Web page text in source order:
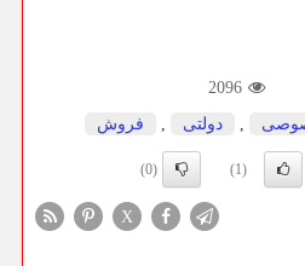
2096
دولتی فروش
(1)
(0)
X